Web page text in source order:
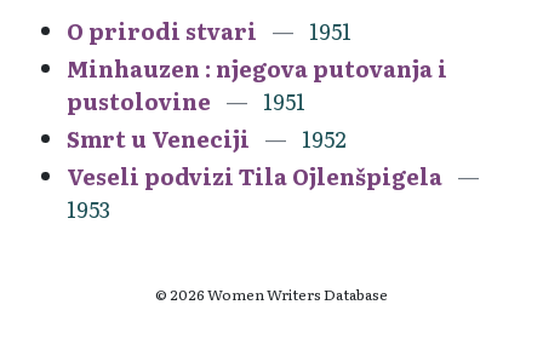
O prirodi stvari
1951
Minhauzen : njegova putovanja i
pustolovine
1951
Smrt u Veneciji
1952
Veseli podvizi Tila Ojlenšpigela
1953
© 2026 Women Writers Database